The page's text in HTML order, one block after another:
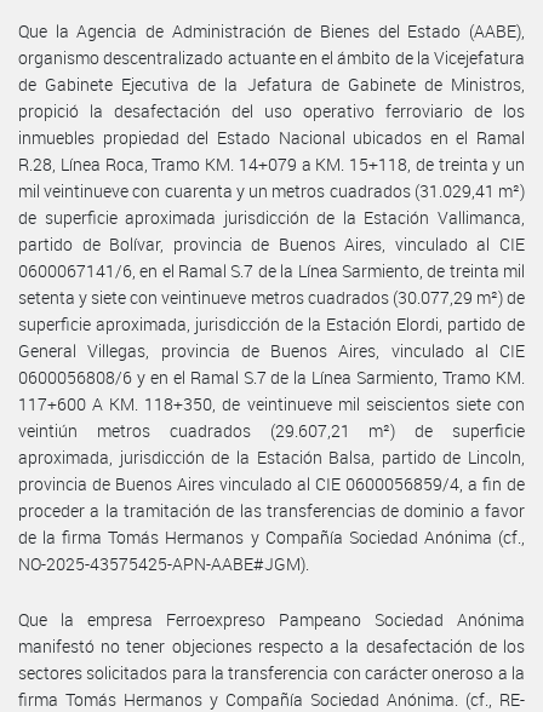
Que la Agencia de Administración de Bienes del Estado (AABE),
organismo descentralizado actuante en el ámbito de la Vicejefatura
de Gabinete Ejecutiva de la Jefatura de Gabinete de Ministros,
propició la desafectación del uso operativo ferroviario de los
inmuebles propiedad del Estado Nacional ubicados en el Ramal
R.28, Línea Roca, Tramo KM. 14+079 a KM. 15+118, de treinta y un
mil veintinueve con cuarenta y un metros cuadrados (31.029,41 m²)
de superficie aproximada jurisdicción de la Estación Vallimanca,
partido de Bolívar, provincia de Buenos Aires, vinculado al CIE
0600067141/6, en el Ramal S.7 de la Línea Sarmiento, de treinta mil
setenta y siete con veintinueve metros cuadrados (30.077,29 m²) de
superficie aproximada, jurisdicción de la Estación Elordi, partido de
General Villegas, provincia de Buenos Aires, vinculado al CIE
0600056808/6 y en el Ramal S.7 de la Línea Sarmiento, Tramo KM.
117+600 A KM. 118+350, de veintinueve mil seiscientos siete con
veintiún metros cuadrados (29.607,21 m²) de superficie
aproximada, jurisdicción de la Estación Balsa, partido de Lincoln,
provincia de Buenos Aires vinculado al CIE 0600056859/4, a fin de
proceder a la tramitación de las transferencias de dominio a favor
de la firma Tomás Hermanos y Compañía Sociedad Anónima (cf.,
NO-2025-43575425-APN-AABE#JGM).
Que la empresa Ferroexpreso Pampeano Sociedad Anónima
manifestó no tener objeciones respecto a la desafectación de los
sectores solicitados para la transferencia con carácter oneroso a la
firma Tomás Hermanos y Compañía Sociedad Anónima. (cf., RE-